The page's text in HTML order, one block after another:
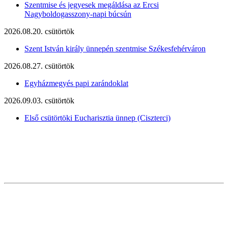
Szentmise és jegyesek megáldása az Ercsi
Nagyboldogasszony-napi búcsún
2026.08.20. csütörtök
Szent István király ünnepén szentmise Székesfehérváron
2026.08.27. csütörtök
Egyházmegyés papi zarándoklat
2026.09.03. csütörtök
Első csütörtöki Eucharisztia ünnep (Ciszterci)